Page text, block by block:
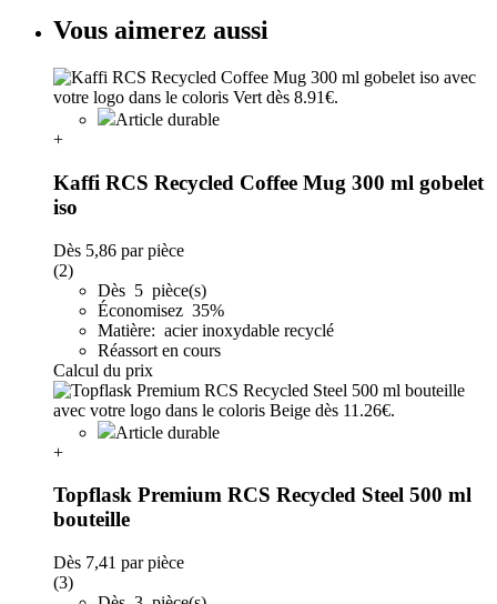
Vous aimerez aussi
Article durable
+
Kaffi RCS Recycled Coffee Mug 300 ml gobelet
iso
Dès 5,86 par pièce
(2)
Dès 5 pièce(s)
Économisez 35%
Matière: acier inoxydable recyclé
Réassort en cours
Calcul du prix
Article durable
+
Topflask Premium RCS Recycled Steel 500 ml
bouteille
Dès 7,41 par pièce
(3)